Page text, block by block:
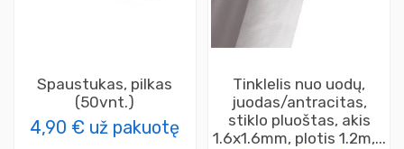
Spaustukas, pilkas
(50vnt.)
4,90 € už pakuotę
Tinklelis nuo uodų,
juodas/antracitas,
stiklo pluoštas, akis
1.6x1.6mm, plotis 1.2m,...